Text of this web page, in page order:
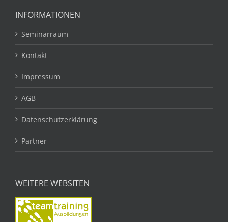
INFORMATIONEN
Seminarraum
Kontakt
Impressum
AGB
Datenschutzerklärung
Partner
WEITERE WEBSITEN